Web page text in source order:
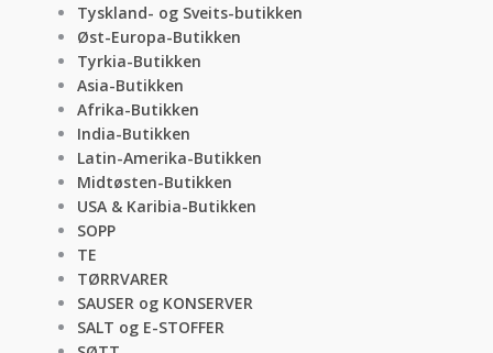
Tyskland- og Sveits-butikken
Øst-Europa-Butikken
Tyrkia-Butikken
Asia-Butikken
Afrika-Butikken
India-Butikken
Latin-Amerika-Butikken
Midtøsten-Butikken
USA & Karibia-Butikken
SOPP
TE
TØRRVARER
SAUSER og KONSERVER
SALT og E-STOFFER